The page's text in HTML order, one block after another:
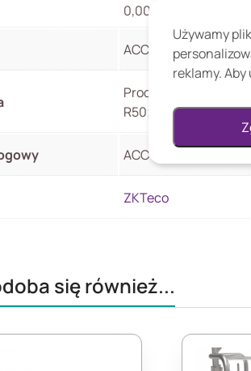
0,00 kg
ACC-TSA-GLASS:
R50;Waga;3.5;
ACC-TSA-GLASS
ZKTeco
się również...
Używamy
reklamy.